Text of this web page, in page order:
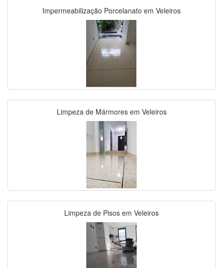
Impermeabilização Porcelanato em Veleiros
Limpeza de Mármores em Veleiros
Limpeza de Pisos em Veleiros